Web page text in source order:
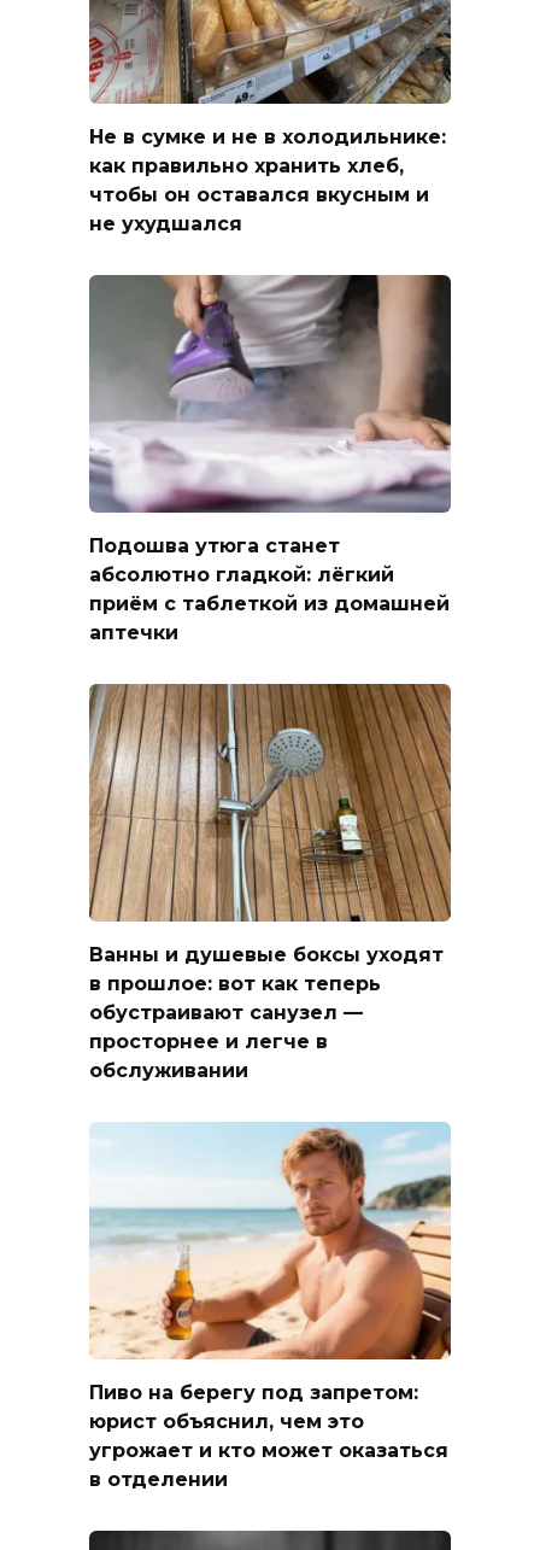
Не в сумке и не в холодильнике:
как правильно хранить хлеб,
чтобы он оставался вкусным и
не ухудшался
Подошва утюга станет
абсолютно гладкой: лёгкий
приём с таблеткой из домашней
аптечки
Ванны и душевые боксы уходят
в прошлое: вот как теперь
обустраивают санузел —
просторнее и легче в
обслуживании
Пиво на берегу под запретом:
юрист объяснил, чем это
угрожает и кто может оказаться
в отделении